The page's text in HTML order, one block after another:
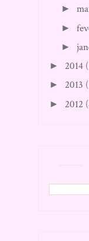
►
►
►
► 2014
► 2013
► 2012